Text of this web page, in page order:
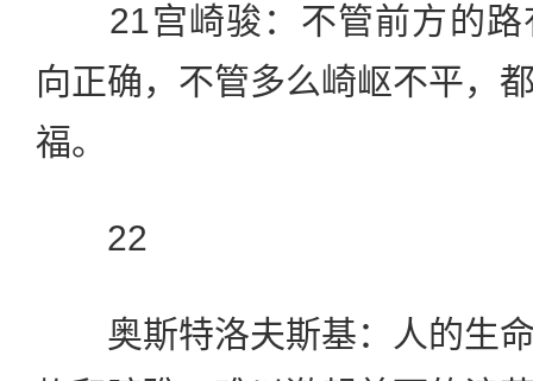
21宫崎骏：不管前方的路
向正确，不管多么崎岖不平，
福。
22
奥斯特洛夫斯基：人的生命